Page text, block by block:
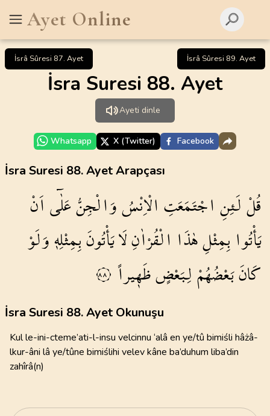
Ayet Online
İsrâ Sûresi 87. Ayet İsrâ Sûresi 89. Ayet
İsra Suresi 88. Ayet
Ayeti dinle
Whatsapp X (Twitter) Facebook
İsra Suresi 88. Ayet Arapçası
قُلْلَئِنِاجْتَمَعَتِالْاِنْسُوَالْجِنُّعَلٰٓىاَنْ
يَأْتُوابِمِثْلِهٰذَا الْقُرْاٰنِلَايَأْتُونَبِمِثْلِه۪وَلَوْ
كَانَبَعْضُهُمْلِبَعْضٍظَه۪يراً ٨٨
İsra Suresi 88. Ayet Okunuşu
Kul le-ini-cteme’ati-l-insu velcinnu ‘alâ en ye/tû bimiśli hâżâ-
lkur-âni lâ ye/tûne bimiślihi velev kâne ba’duhum liba’din
zahîrâ(n)